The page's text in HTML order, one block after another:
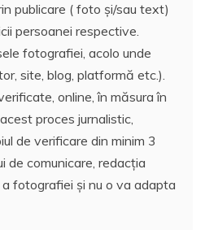
publicare ( foto și/sau text)
persoanei respective.
fotografiei, acolo unde
site, blog, platformă etc.).
online, în măsura în
proces jurnalistic,
de verificare din minim 3
de comunicare, redacția
fotografiei și nu o va adapta